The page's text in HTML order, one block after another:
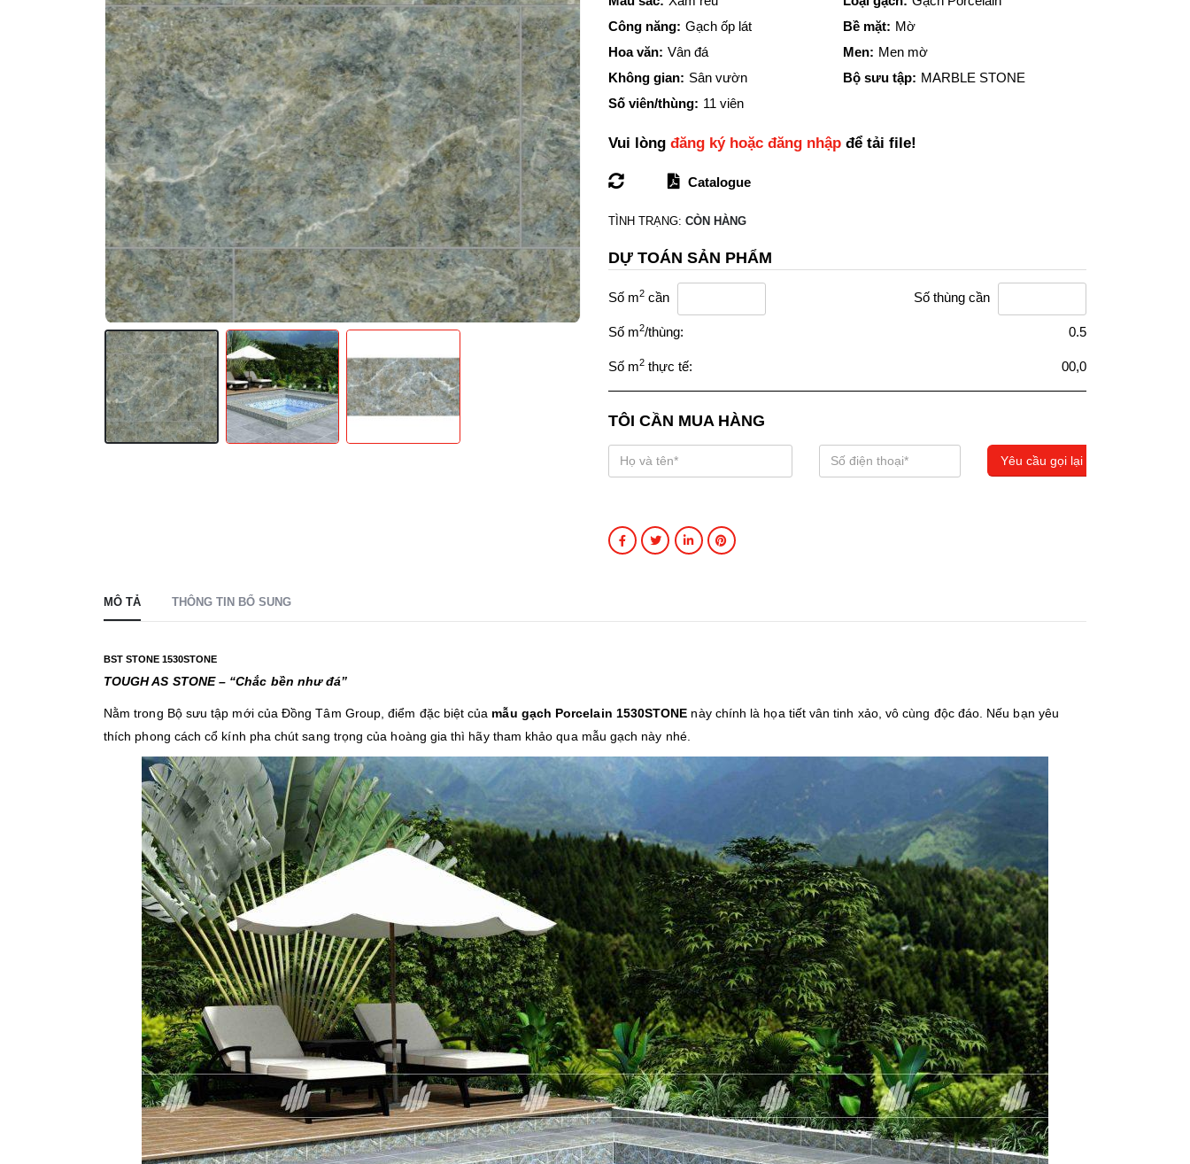
Công năng: Gạch ốp lát Bề mặt: Mờ
Hoa văn: Vân đá Men: Men mờ
Không gian: Sân vườn Bộ sưu tập: MARBLE STONE
Số viên/thùng: 11 viên
Vui lòng đăng ký hoặc đăng nhập để tải file!
Catalogue
TÌNH TRẠNG: CÒN HÀNG
DỰ TOÁN SẢN PHẨM
Số m2 cần Số thùng cần
Số m2/thùng: 0.5
Số m2 thực tế: 00,0
TÔI CẦN MUA HÀNG
MÔ TẢ THÔNG TIN BỔ SUNG
BST STONE 1530STONE
TOUGH AS STONE – “Chắc bền như đá”
Nằm trong Bộ sưu tập mới của Đồng Tâm Group, điểm đặc biệt của mẫu gạch Porcelain 1530STONE này chính là họa tiết vân tinh xảo, vô cùng độc đáo. Nếu bạn yêu
thích phong cách cổ kính pha chút sang trọng của hoàng gia thì hãy tham khảo qua mẫu gạch này nhé.